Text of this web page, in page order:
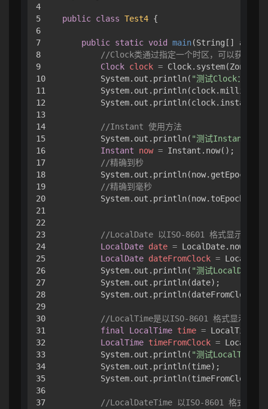
4
5
6
7
8
9
10
11
12
13
14
15
16
17
18
19
20
21
22
23
24
25
26
27
28
29
30
31
32
33
34
35
36
37
public class Test4 {
public static void main(String[] args)
//Clock类通过指定一个时区，可以获取到
Clock clock =
        System.out.println(
"测试Clock："
        System.out.println(clock.millis());
//Instant 使用方法
        System.out.println(
"测试Instant："
Instant
now = Instant.now();
//精确到秒
//精确到毫秒
//LocalDate 以ISO-8601 格式显示的日期
LocalDate date = LocalDate.now();
LocalDate dateFromClock =
        System.out.println(
"测试LocalDate：
        System.out.println(date);
        System.out.println(dateFromClock);
//LocalTime是以ISO-8601 格式显示日期
final
LocalTime time =
LocalTime timeFromClock =
        System.out.println(
"测试LocalTime：
        System.out.println(time);
        System.out.println(timeFromClock);
//LocalDateTime 以ISO-8601 格式显示